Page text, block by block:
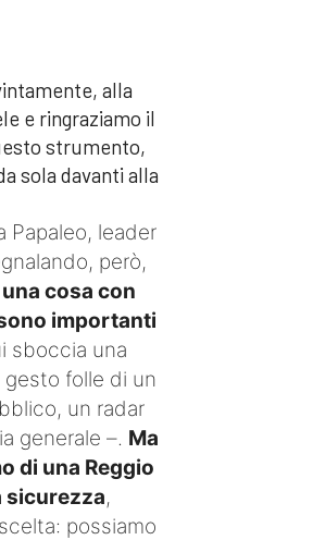
alla
e ringraziamo il
strumento,
sola davanti alla
Papaleo, leader
però,
cosa con
importanti
sboccia una
folle di un
un radar
generale –. Ma
di una Reggio
sicurezza,
possiamo